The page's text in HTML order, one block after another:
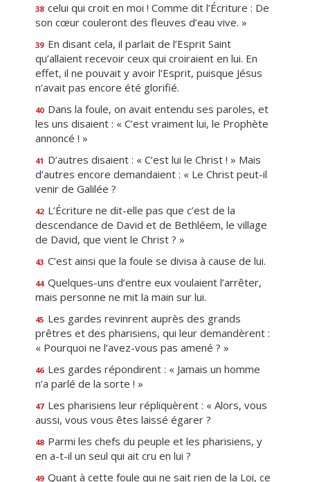
38 celui qui croit en moi ! Comme dit l’Écriture : De
son cœur couleront des fleuves d’eau vive. »
39 En disant cela, il parlait de l’Esprit Saint
qu’allaient recevoir ceux qui croiraient en lui. En
effet, il ne pouvait y avoir l’Esprit, puisque Jésus
n’avait pas encore été glorifié.
40 Dans la foule, on avait entendu ses paroles, et
les uns disaient : « C’est vraiment lui, le Prophète
annoncé ! »
41 D’autres disaient : « C’est lui le Christ ! » Mais
d’autres encore demandaient : « Le Christ peut-il
venir de Galilée ?
42 L’Écriture ne dit-elle pas que c’est de la
descendance de David et de Bethléem, le village
de David, que vient le Christ ? »
43 C’est ainsi que la foule se divisa à cause de lui.
44 Quelques-uns d’entre eux voulaient l’arrêter,
mais personne ne mit la main sur lui.
45 Les gardes revinrent auprès des grands
prêtres et des pharisiens, qui leur demandèrent :
« Pourquoi ne l’avez-vous pas amené ? »
46 Les gardes répondirent : « Jamais un homme
n’a parlé de la sorte ! »
47 Les pharisiens leur répliquèrent : « Alors, vous
aussi, vous vous êtes laissé égarer ?
48 Parmi les chefs du peuple et les pharisiens, y
en a-t-il un seul qui ait cru en lui ?
49 Quant à cette foule qui ne sait rien de la Loi, ce